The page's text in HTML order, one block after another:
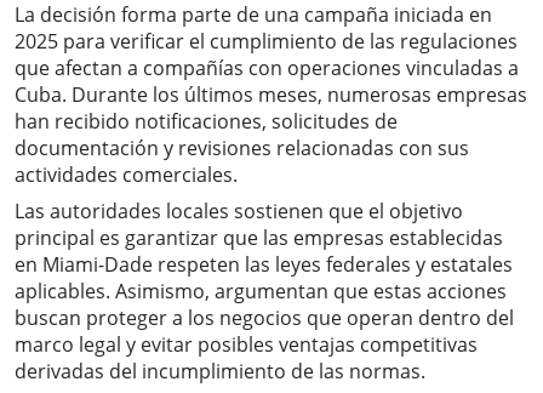
La decisión forma parte de una campaña iniciada en
2025 para verificar el cumplimiento de las regulaciones
que afectan a compañías con operaciones vinculadas a
Cuba. Durante los últimos meses, numerosas empresas
han recibido notificaciones, solicitudes de
documentación y revisiones relacionadas con sus
actividades comerciales.
Las autoridades locales sostienen que el objetivo
principal es garantizar que las empresas establecidas
en Miami-Dade respeten las leyes federales y estatales
aplicables. Asimismo, argumentan que estas acciones
buscan proteger a los negocios que operan dentro del
marco legal y evitar posibles ventajas competitivas
derivadas del incumplimiento de las normas.